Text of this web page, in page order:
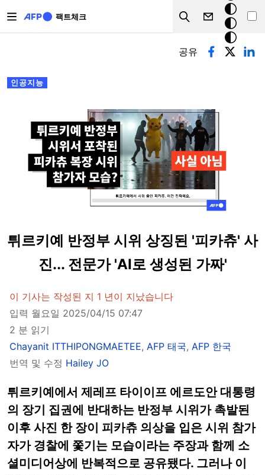
팩트체크
Search
크
모
드
기본탭
인공지능
공유
튀르키예 반정부 시위 상징된 '피카츄' 사
진... 전문가 'AI로 생성된 가짜'
이 기사는 작성된 지 1 년이 지났습니다
입력 월요일 2025/04/15 07:47
2 분 읽기
Chayanit ITTHIPONGMAETEE, AFP 태국, AFP 한국
번역 및 수정 Hailey JO
튀르키예에서 제레프 타이이프 에르도안 대통령
의 장기 집권에 반대하는 반정부 시위가 촉발된
이후 사진 한 장이 피카츄 의상을 입은 시위 참가
자가 경찰에 쫓기는 모습이라는 주장과 함께 소
셜미디어상에 반복적으로 공유됐다. 그러나 이